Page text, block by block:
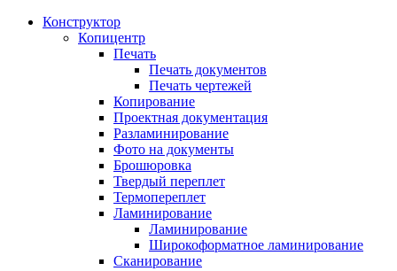
Конструктор
Копицентр
Печать
Печать документов
Печать чертежей
Копирование
Проектная документация
Разламинирование
Фото на документы
Брошюровка
Твердый переплет
Термопереплет
Ламинирование
Ламинирование
Широкоформатное ламинирование
Сканирование